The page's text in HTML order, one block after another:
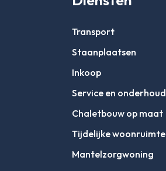
Transport
Staanplaatsen
Inkoop
Service en onderhoud
Chaletbouw op maat
Tijdelijke woonruimte
Mantelzorgwoning